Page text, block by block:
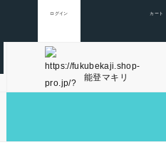
ログイン カート
能登マキリ